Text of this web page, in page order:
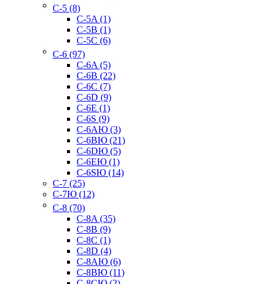
C-5 (8)
C-5A (1)
C-5B (1)
C-5C (6)
C-6 (97)
C-6A (5)
C-6B (22)
C-6C (7)
C-6D (9)
C-6E (1)
C-6S (9)
C-6AЮ (3)
C-6BЮ (21)
C-6DЮ (5)
C-6EЮ (1)
C-6SЮ (14)
C-7 (25)
C-7Ю (12)
C-8 (70)
C-8A (35)
C-8B (9)
C-8C (1)
C-8D (4)
C-8AЮ (6)
C-8BЮ (11)